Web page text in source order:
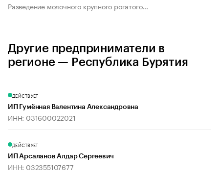
Разведение молочного крупного рогатого...
Другие предприниматели в
регионе — Республика Бурятия
ДЕЙСТВУЕТ
ИП Гумённая Валентина Александровна
ИНН: 031600022021
ДЕЙСТВУЕТ
ИП Арсаланов Алдар Сергеевич
ИНН: 032355107677